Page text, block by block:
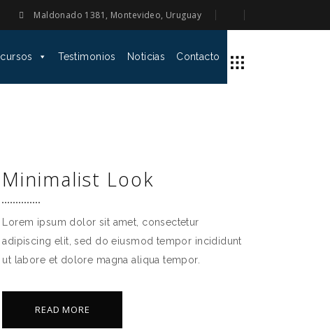
Maldonado 1381, Montevideo, Uruguay
Testimonios Noticias Contacto
Minimalist Look
Lorem ipsum dolor sit amet, consectetur
adipiscing elit, sed do eiusmod tempor incididunt
ut labore et dolore magna aliqua tempor.
READ MORE